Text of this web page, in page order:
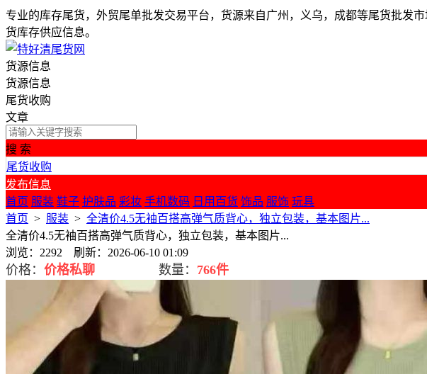
专业的库存尾货，外贸尾单批发交易平台，货源来自广州，义乌，成都等尾货批发
货库存供应信息。
货源信息
货源信息
尾货收购
文章
搜 索
尾货收购
发布信息
首页 服装 鞋子 护肤品 彩妆 手机数码 日用百货 饰品 服饰 玩具
首页 > 服装 > 全清价4.5无袖百搭高弹气质背心，独立包装，基本图片...
全清价4.5无袖百搭高弹气质背心，独立包装，基本图片...
浏览：2292 刷新：2026-06-10 01:09
价格： 价格私聊 数量： 766件